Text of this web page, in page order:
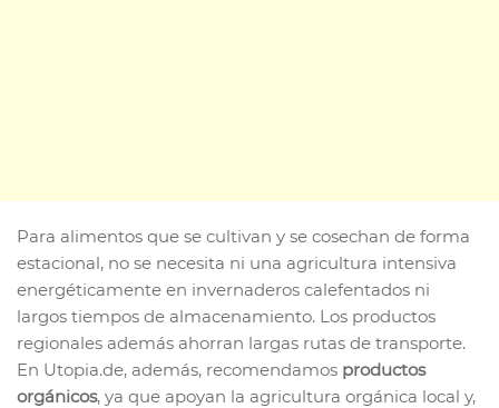
Para alimentos que se cultivan y se cosechan de forma
estacional, no se necesita ni una agricultura intensiva
energéticamente en invernaderos calefentados ni
largos tiempos de almacenamiento. Los productos
regionales además ahorran largas rutas de transporte.
En Utopia.de, además, recomendamos productos
orgánicos, ya que apoyan la agricultura orgánica local y,